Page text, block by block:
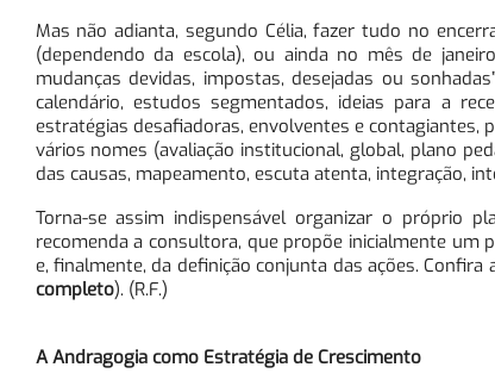
Mas não adianta, segundo Célia, fazer tudo no
(dependendo da escola), ou ainda no mês de
mudanças devidas, impostas, desejadas ou
calendário, estudos segmentados, ideias para a
estratégias desafiadoras, envolventes e contagiantes,
vários nomes (avaliação institucional, global, plano
das causas, mapeamento, escuta atenta, integração,
Torna-se assim indispensável organizar o próprio
recomenda a consultora, que propõe inicialmente um
e, finalmente, da definição conjunta das ações.
completo). (R.F.)
A Andragogia como Estratégia de Crescimento